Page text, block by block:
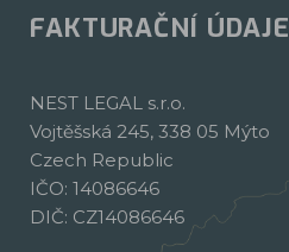
FAKTURAČNÍ ÚDAJE
NEST LEGAL s.r.o.
Vojtěšská 245, 338 05 Mýto
Czech Republic
IČO: 14086646
DIČ: CZ14086646